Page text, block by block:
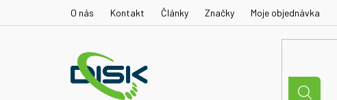
O nás Kontakt Články Značky Moje objednávka